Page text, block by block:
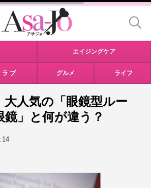
エイジングケア
ラ ブ グルメ ライフ
大人気の「眼鏡型ルー
鏡」と何が違う？